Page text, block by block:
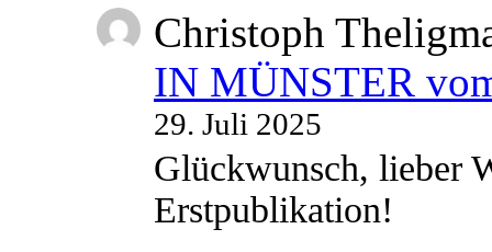
Christoph
IN MÜNSTER
29. Juli 2025
Glückwunsch, lieber
Erstpublikation!